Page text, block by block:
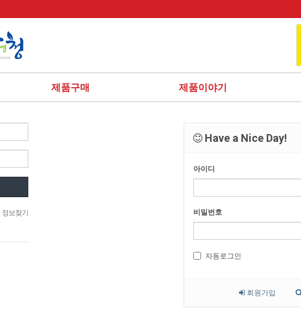
제품구매 제품이야기
Have a Nice Day!
아이디
비밀번호
자동로그인
회원가입
정보찾기